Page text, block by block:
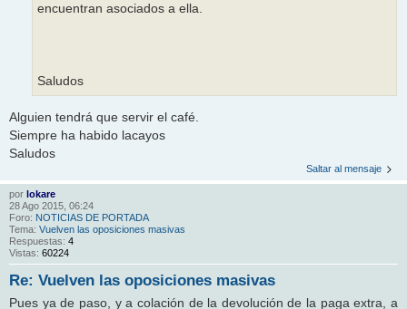
encuentran asociados a ella.
Saludos
Alguien tendrá que servir el café.
Siempre ha habido lacayos
Saludos
Saltar al mensaje
por lokare
28 Ago 2015, 06:24
Foro: NOTICIAS DE PORTADA
Tema: Vuelven las oposiciones masivas
Respuestas: 4
Vistas: 60224
Re: Vuelven las oposiciones masivas
Pues ya de paso, y a colación de la devolución de la paga extra, a